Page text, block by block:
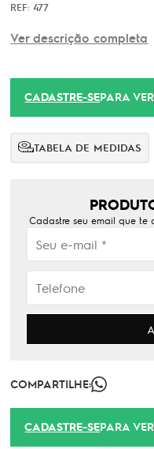
REF: 477
Ver descrição completa
CADASTRE-SEPARA
TABELA DE MEDIDAS
Cadastre seu email que te
COMPARTILHE:
CADASTRE-SEPARA